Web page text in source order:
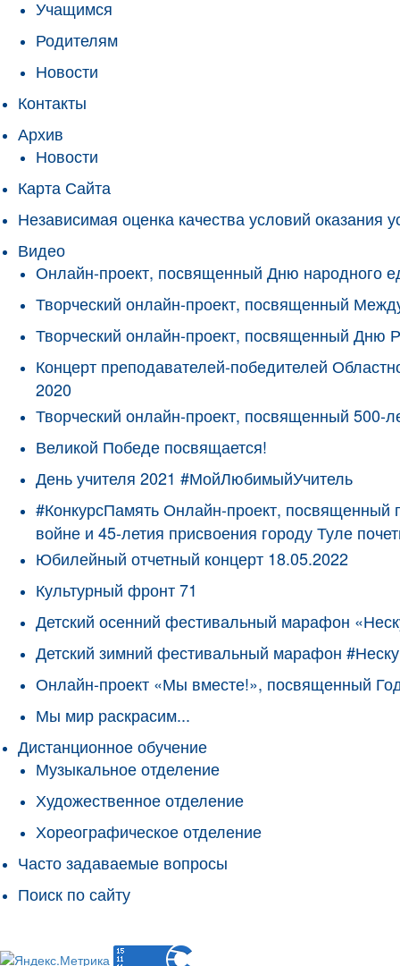
Учащимся
Родителям
Новости
Контакты
Архив
Новости
Карта Сайта
Независимая оценка качества условий оказания
Видео
Онлайн-проект, посвященный Дню народного
Творческий онлайн-проект, посвященный
Творческий онлайн-проект, посвященный Дню
Концерт преподавателей-победителей
2020
Творческий онлайн-проект, посвященный 500-
Великой Победе посвящается!
День учителя 2021 #МойЛюбимыйУчитель
#КонкурсПамять Онлайн-проект,
войне и 45-летия присвоения городу Туле
Юбилейный отчетный концерт 18.05.2022
Культурный фронт 71
Детский осенний фестивальный марафон
Детский зимний фестивальный марафон
Онлайн-проект «Мы вместе!», посвященный
Мы мир раскрасим...
Дистанционное обучение
Музыкальное отделение
Художественное отделение
Хореографическое отделение
Часто задаваемые вопросы
Поиск по сайту